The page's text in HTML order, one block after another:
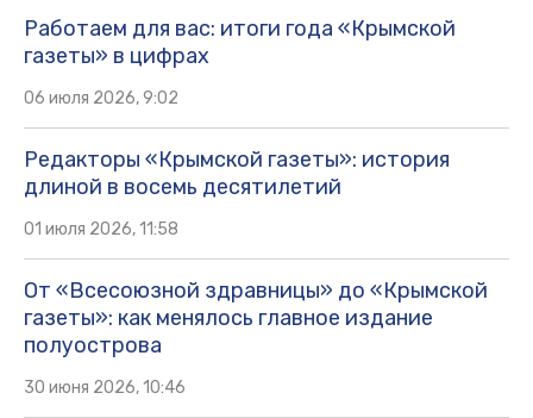
Работаем для вас: итоги года «Крымской
газеты» в цифрах
06 июля 2026, 9:02
Редакторы «Крымской газеты»: история
длиной в восемь десятилетий
01 июля 2026, 11:58
От «Всесоюзной здравницы» до «Крымской
газеты»: как менялось главное издание
полуострова
30 июня 2026, 10:46